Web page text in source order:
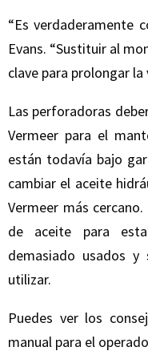
“Es verdaderamente
Evans. “Sustituir al
clave para prolongar
Las perforadoras
Vermeer para el
están todavía bajo
cambiar el aceite
Vermeer más
de aceite para
demasiado usados
utilizar.
Puedes ver los
manual para el